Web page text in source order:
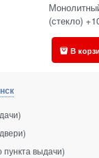
(стекло)
В
пункта выдачи)